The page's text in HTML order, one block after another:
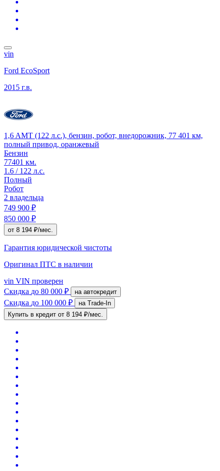
vin
Ford EcoSport
2015 г.в.
1,6 AMT (122 л.с.), бензин, робот, внедорожник, 77 401 км,
полный привод, оранжевый
Бензин
77401 км.
1.6 / 122 л.с.
Полный
Робот
2 владельца
749 900 ₽
850 000 ₽
от 8 194 ₽/мес.
Гарантия юридической чистоты
Оригинал ПТС в наличии
vin VIN проверен
Скидка до 80 000 ₽ на автокредит
Скидка до 100 000 ₽
на Trade-In
Купить в кредит от 8 194 ₽/мес.